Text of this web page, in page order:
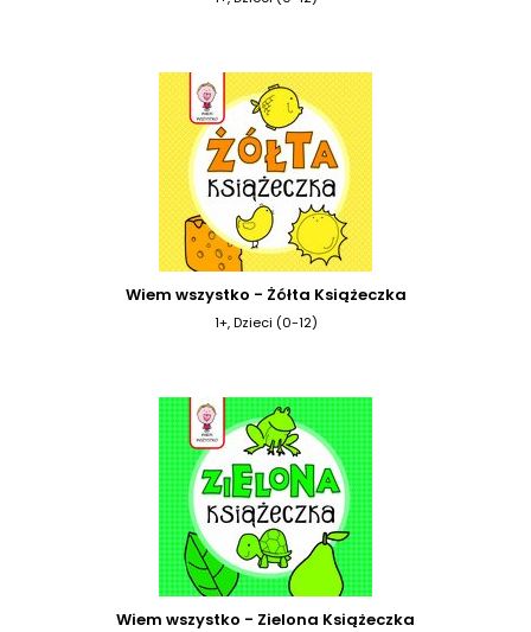
Wiem wszystko - Żółta Książeczka
1+, Dzieci (0-12)
Wiem wszystko - Zielona Książeczka